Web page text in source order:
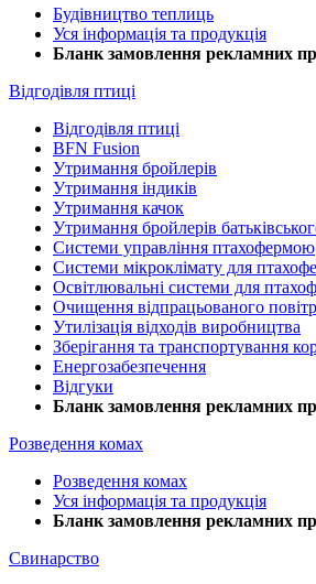
Будівництво теплиць
Уся інформація та продукція
Бланк замовлення рекламних
Відгодівля птиці
Відгодівля птиці
BFN Fusion
Утримання бройлерів
Утримання індиків
Утримання качок
Утримання бройлерів
Системи управління птахофермою
Системи мікроклімату для
Освітлювальні системи для
Очищення відпрацьованого
Утилізація відходів виробництва
Зберігання та транспортування
Енергозабезпечення
Відгуки
Бланк замовлення рекламних
Розведення комах
Розведення комах
Уся інформація та продукція
Бланк замовлення рекламних
Свинарство